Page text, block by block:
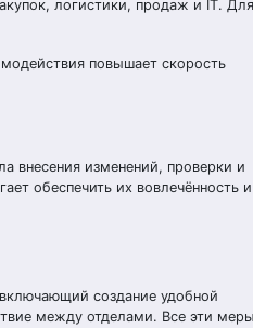
логистики, продаж и IT. Для
повышает скорость
внесения изменений, проверки и
обеспечить их вовлечённость и
создание удобной
между отделами. Все эти меры